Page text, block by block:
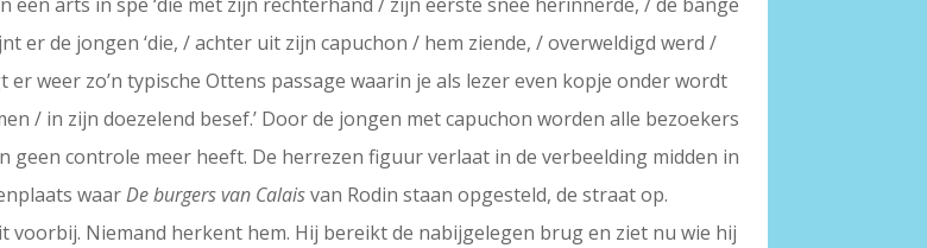
er de jongen ‘die, / achter uit zijn capuchon / hem ziende, / overweldigd werd /
weer zo’n typische Ottens passage waarin je als lezer even kopje onder wordt
/ in zijn doezelend besef.’ Door de jongen met capuchon worden alle bezoekers
controle meer heeft. De herrezen figuur verlaat in de verbeelding midden in
waarDe burgers van Calaisvan Rodin staan opgesteld, de straat op.
Niemand herkent hem. Hij bereikt de nabijgelegen brug en ziet nu wie hij